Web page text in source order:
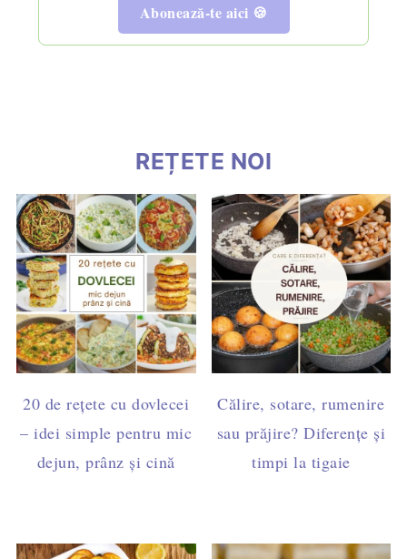
Abonează-te aici 🍪
REȚETE NOI
20 de rețete cu dovlecei
– idei simple pentru mic
dejun, prânz și cină
Călire, sotare, rumenire
sau prăjire? Diferențe și
timpi la tigaie